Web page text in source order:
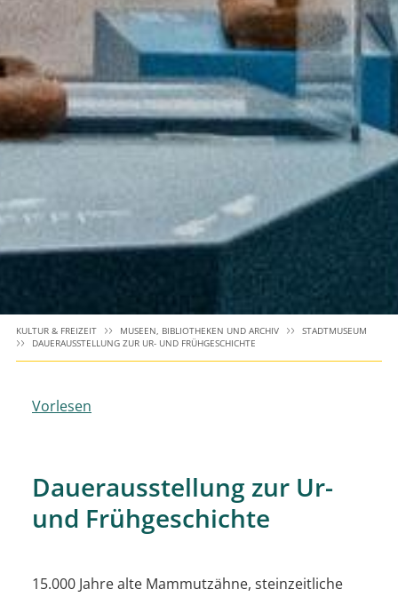
KULTUR & FREIZEIT MUSEEN, BIBLIOTHEKEN UND ARCHIV
STADTMUSEUM
DAUERAUSSTELLUNG ZUR UR- UND FRÜHGESCHICHTE
Vorlesen
Dauerausstellung zur Ur-
und Frühgeschichte
15.000 Jahre alte Mammutzähne, steinzeitliche